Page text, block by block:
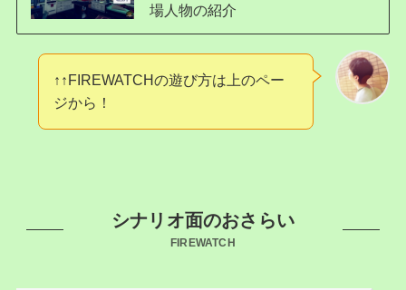
場人物の紹介
↑↑FIREWATCHの遊び方は上のペー
ジから！
シナリオ面のおさらい
FIREWATCH